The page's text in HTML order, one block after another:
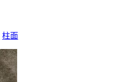
柱面